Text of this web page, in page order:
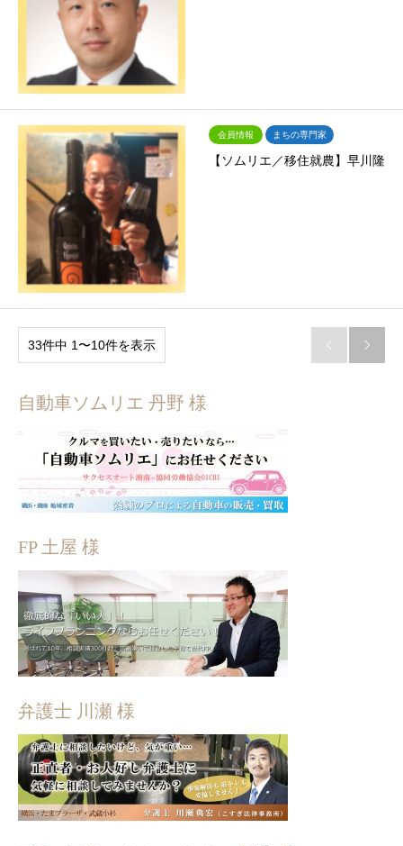
会員情報 まちの専門家
【ソムリエ／移住就農】早川隆
33件中 1〜10件を表示  
自動車ソムリエ 丹野 様
FP 土屋 様
弁護士 川瀬 様